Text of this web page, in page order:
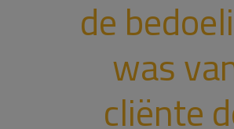
de
was
cliënte